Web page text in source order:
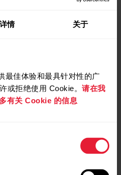
详情 关于
最佳体验和最具针对性的广
或拒绝使用 Cookie。 请在我
有关 Cookie 的信息